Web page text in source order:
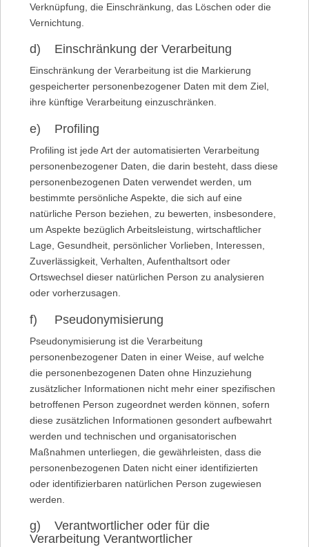
Verknüpfung, die Einschränkung, das Löschen oder die
Vernichtung.
d) Einschränkung der Verarbeitung
Einschränkung der Verarbeitung ist die Markierung
gespeicherter personenbezogener Daten mit dem Ziel,
ihre künftige Verarbeitung einzuschränken.
e) Profiling
Profiling ist jede Art der automatisierten Verarbeitung
personenbezogener Daten, die darin besteht, dass diese
personenbezogenen Daten verwendet werden, um
bestimmte persönliche Aspekte, die sich auf eine
natürliche Person beziehen, zu bewerten, insbesondere,
um Aspekte bezüglich Arbeitsleistung, wirtschaftlicher
Lage, Gesundheit, persönlicher Vorlieben, Interessen,
Zuverlässigkeit, Verhalten, Aufenthaltsort oder
Ortswechsel dieser natürlichen Person zu analysieren
oder vorherzusagen.
f) Pseudonymisierung
Pseudonymisierung ist die Verarbeitung
personenbezogener Daten in einer Weise, auf welche
die personenbezogenen Daten ohne Hinzuziehung
zusätzlicher Informationen nicht mehr einer spezifischen
betroffenen Person zugeordnet werden können, sofern
diese zusätzlichen Informationen gesondert aufbewahrt
werden und technischen und organisatorischen
Maßnahmen unterliegen, die gewährleisten, dass die
personenbezogenen Daten nicht einer identifizierten
oder identifizierbaren natürlichen Person zugewiesen
werden.
g) Verantwortlicher oder für die
Verarbeitung Verantwortlicher